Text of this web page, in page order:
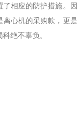
相应的防护措施。因
离心机的采购款，更是
绝不辜负。